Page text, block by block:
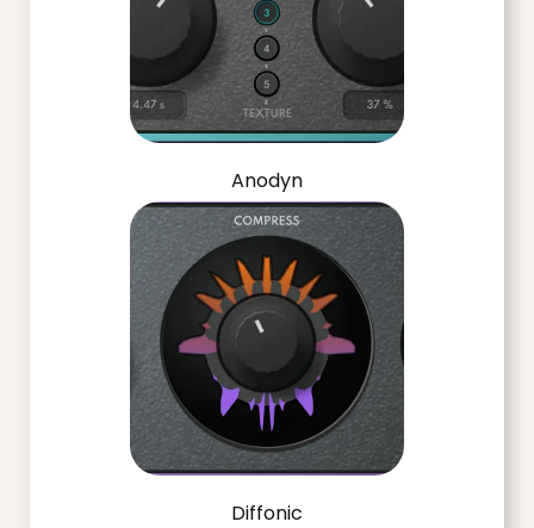
Anodyn
Diffonic